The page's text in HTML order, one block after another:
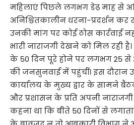
महिलाएं पिछले लगभग डेढ़ माह से
अनिश्चितकालीन धरना-प्रदर्शन
उनकी मांग पर कोई ठोस कार्रवाई
भारी नाराजगी देखने को मिल रही
के 50 दिन पूरे होने पर लगभग 25
की जनसुनवाई में पहुंचीं। इस दौरान
कार्यालय के मुख्य द्वार के सामने
और प्रशासन के प्रति अपनी
कहना था कि बीते 50 दिनों से